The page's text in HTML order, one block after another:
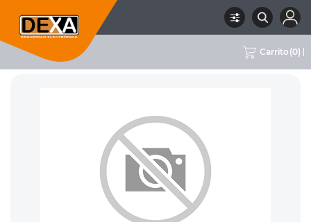
Carrito (0)
RUBRO SUBRUBRO